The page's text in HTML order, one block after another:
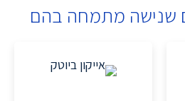
שנישה מתמחה בהם